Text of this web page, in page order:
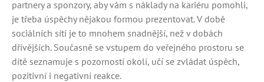
partnery a sponzory, aby vám s náklady na kariéru pomohli,
je třeba úspěchy nějakou formou prezentovat. V době
sociálních sítí je to mnohem snadnější, než v dobách
dřívějších. Současně se vstupem do veřejného prostoru se
dítě seznamuje s pozorností okolí, učí se zvládat úspěch,
pozitivní i negativní reakce.